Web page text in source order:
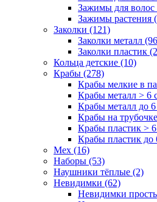
Зажимы для волос
Зажимы растения
Заколки (121)
Заколки металл
Заколки пластик
Кольца детские (10)
Крабы (278)
Крабы мелкие в
Крабы металл > 6
Крабы металл до
Крабы на
Крабы пластик >
Крабы пластик до
Мех (16)
Наборы (53)
Наушники тёплые (2)
Невидимки (62)
Невидимки